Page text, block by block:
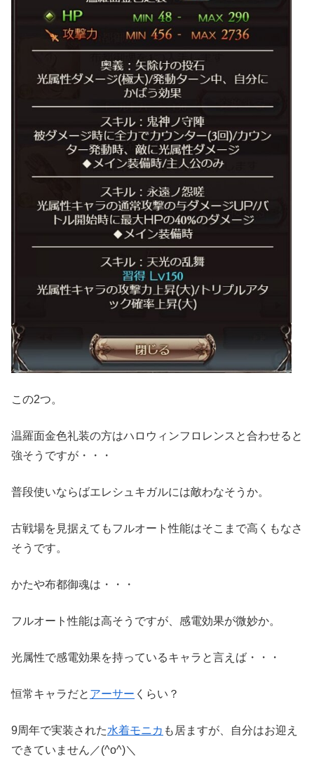
この2つ。
温羅面金色礼装の方はハロウィンフロレンスと合わせると
強そうですが・・・
普段使いならばエレシュキガルには敵わなそうか。
古戦場を見据えてもフルオート性能はそこまで高くもなさ
そうです。
かたや布都御魂は・・・
フルオート性能は高そうですが、感電効果が微妙か。
光属性で感電効果を持っているキャラと言えば・・・
恒常キャラだと アーサー くらい？
9周年で実装された水着モニカ も居ますが、自分はお迎え
できていません／(^o^)＼